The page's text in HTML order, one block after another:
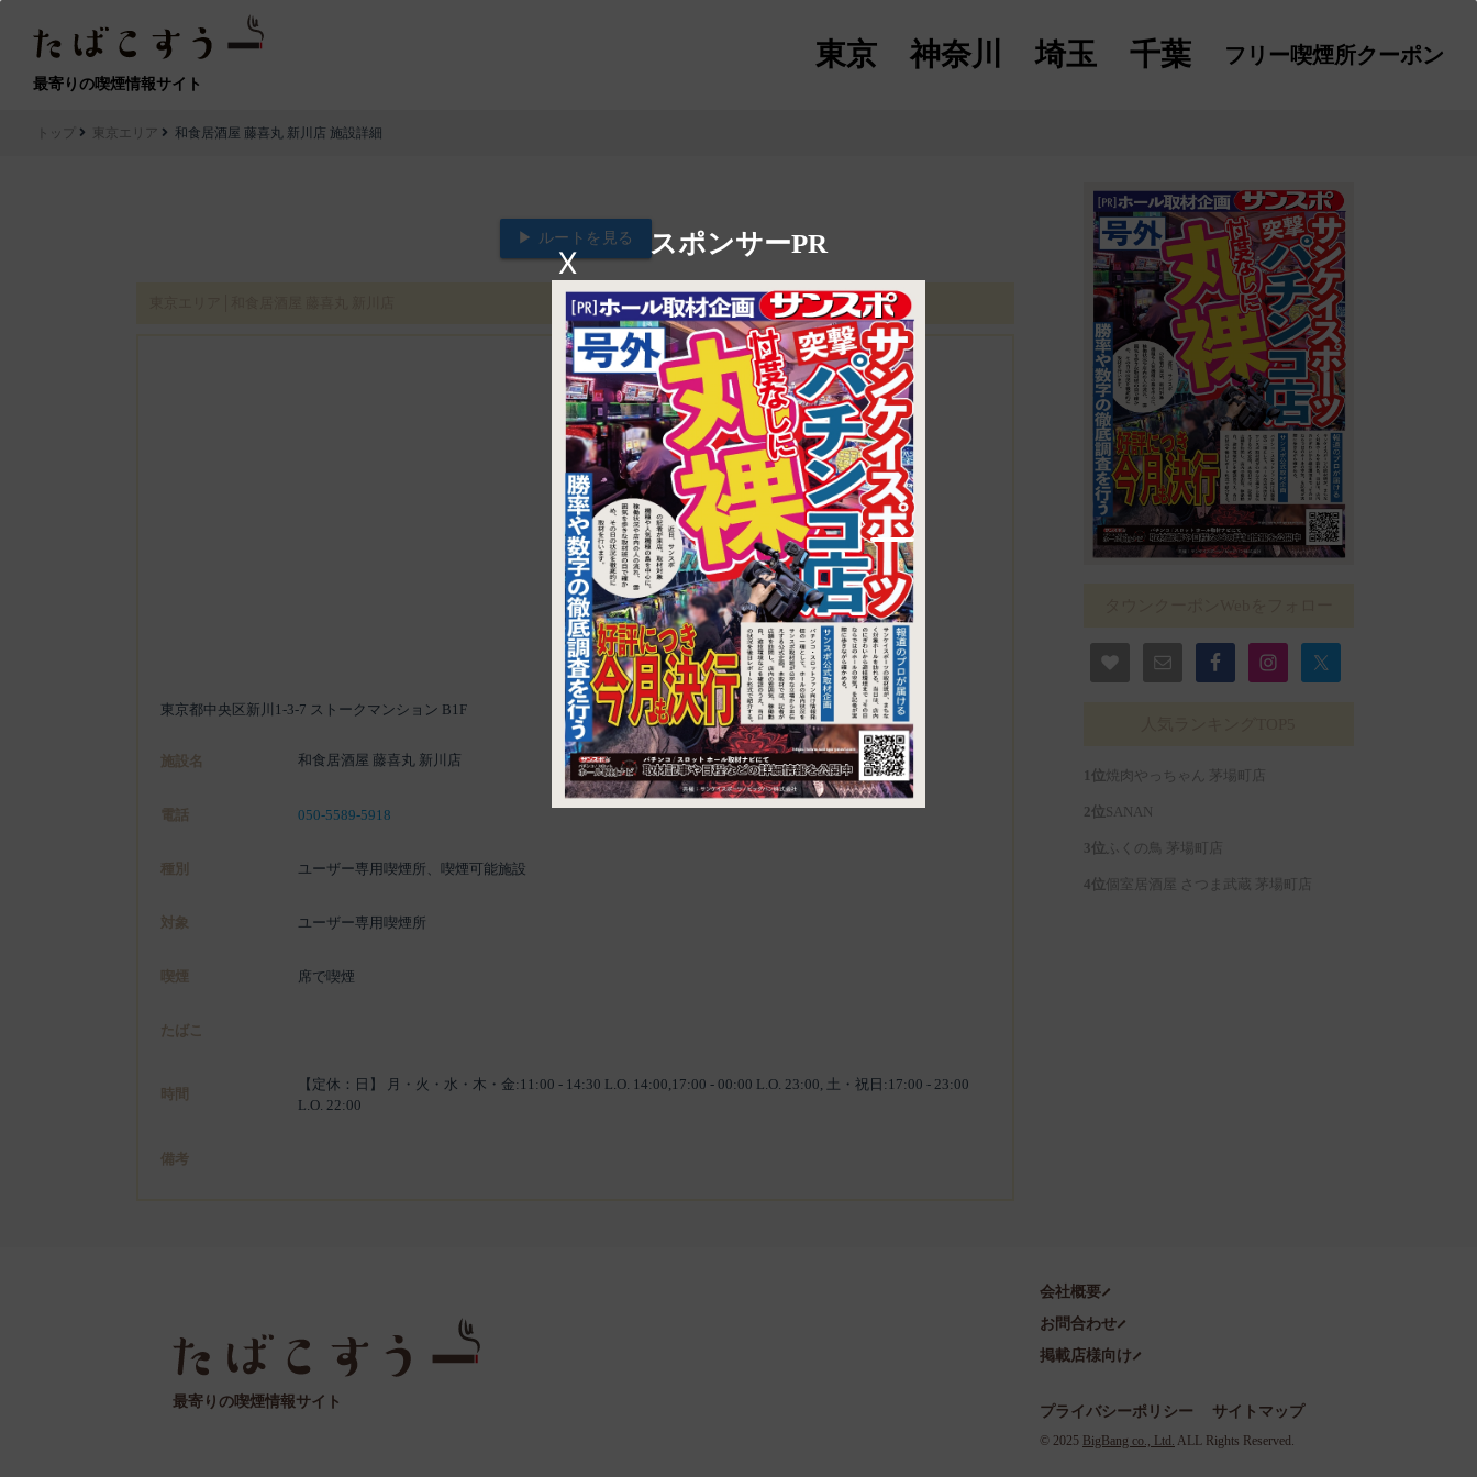
最寄りの喫煙情報サイト
東京 神奈川 埼玉 千葉 フリー喫煙所クーポン
スポンサーPR
X
1
トップ 東京エリア 和食居酒屋 藤喜丸 新川店 施設詳細
▶ ルートを見る
東京都中央区新川1-3-7 ストークマンション B1F
施設名 和食居酒屋 藤喜丸 新川店
電話 050-5589-5918
種別 ユーザー専用喫煙所、喫煙可能施設
対象 ユーザー専用喫煙所
喫煙 席で喫煙
たばこ
時間
【定休：日】 月・火・水・木・金:11:00 - 14:30 L.O. 14:00,17:00 - 00:00 L.O. 23:00, 土・祝日:17:00 - 23:00
L.O. 22:00
備考
焼肉やっちゃん 茅場町店
SANAN
ふくの鳥 茅場町店
個室居酒屋 さつま武蔵 茅場町店
最寄りの喫煙情報サイト
会社概要
お問合わせ
掲載店様向け
プライバシーポリシー サイトマップ
©️ 2025 BigBang co., Ltd. ALL Rights Reserved.